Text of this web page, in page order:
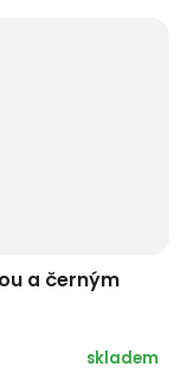
a černým
skladem